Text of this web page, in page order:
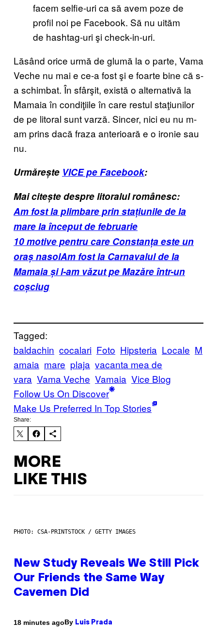
facem selfie-uri ca să avem poze de
profil noi pe Facebook. Să nu uităm
de hashtag-uri şi check-in-uri.
Lăsând orice urmă de glumă la o parte, Vama
Veche nu mai e ce-a fost şi e foarte bine că s-
a schimbat. În sfârşit, există o alternativă la
Mamaia în condiţiile în care restul staţiunilor
de pe litoral sunt varză. Sincer, nici eu nu m-
am prins dacă fraza anterioară e o ironie sau
nu.
Urmărește VICE pe Facebook:
Mai citește despre litoralul românesc:
Am fost la plimbare prin stațiunile de la
mare la început de februarie
10 motive pentru care Constanța este un
oraș nasolAm fost la Carnavalul de la
Mamaia și l-am văzut pe Mazăre într-un
coșciug
Tagged:
baldachin cocalari Foto Hipsteria Locale M
amaia mare plaja vacanta mea de
vara Vama Veche Vamaia Vice Blog
Follow Us On Discover
Make Us Preferred In Top Stories
Share:
MORE
LIKE THIS
PHOTO: CSA-PRINTSTOCK / GETTY IMAGES
New Study Reveals We Still Pick
Our Friends the Same Way
Cavemen Did
18 minutes agoBy Luis Prada